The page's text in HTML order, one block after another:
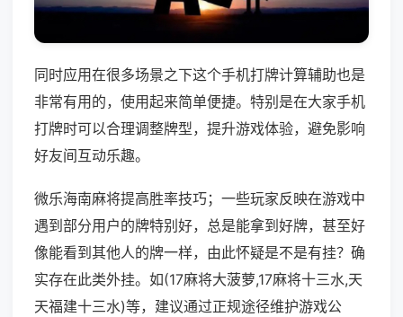
同时应用在很多场景之下这个手机打牌计算辅助也是
非常有用的，使用起来简单便捷。特别是在大家手机
打牌时可以合理调整牌型，提升游戏体验，避免影响
好友间互动乐趣。
微乐海南麻将提高胜率技巧；一些玩家反映在游戏中
遇到部分用户的牌特别好，总是能拿到好牌，甚至好
像能看到其他人的牌一样，由此怀疑是不是有挂？确
实存在此类外挂。如(17麻将大菠萝,17麻将十三水,天
天福建十三水)等，建议通过正规途径维护游戏公